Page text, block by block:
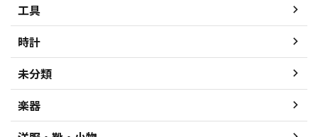
工具
時計
未分類
楽器